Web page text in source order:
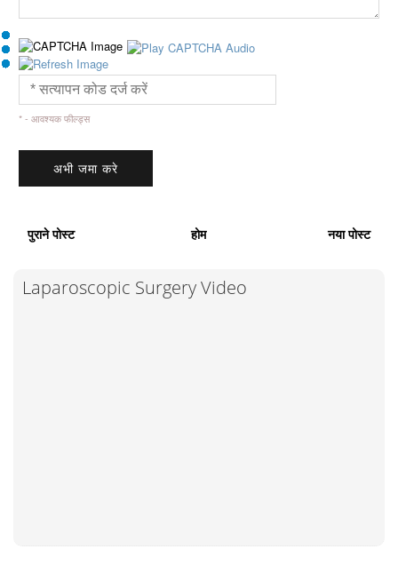
* - आवश्यक फील्ड्स
पुराने पोस्ट होम नया पोस्ट
Laparoscopic Surgery Video